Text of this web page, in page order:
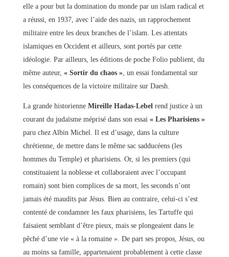
elle a pour but la domination du monde par un islam radical et
a réussi, en 1937, avec l’aide des nazis, un rapprochement
militaire entre les deux branches de l’islam. Les attentats
islamiques en Occident et ailleurs, sont portés par cette
idéologie. Par ailleurs, les éditions de poche Folio publient, du
même auteur, « Sortir du chaos », un essai fondamental sur
les conséquences de la victoire militaire sur Daesh.
La grande historienne Mireille Hadas-Lebel rend justice à un
courant du judaïsme méprisé dans son essai « Les Pharisiens »
paru chez Albin Michel. Il est d’usage, dans la culture
chrétienne, de mettre dans le même sac sadducéens (les
hommes du Temple) et pharisiens. Or, si les premiers (qui
constituaient la noblesse et collaboraient avec l’occupant
romain) sont bien complices de sa mort, les seconds n’ont
jamais été maudits par Jésus. Bien au contraire, celui-ci s’est
contenté de condamner les faux pharisiens, les Tartuffe qui
faisaient semblant d’être pieux, mais se plongeaient dans le
pêché d’une vie « à la romaine ». De part ses propos, Jésus, ou
au moins sa famille, appartenaient probablement à cette classe